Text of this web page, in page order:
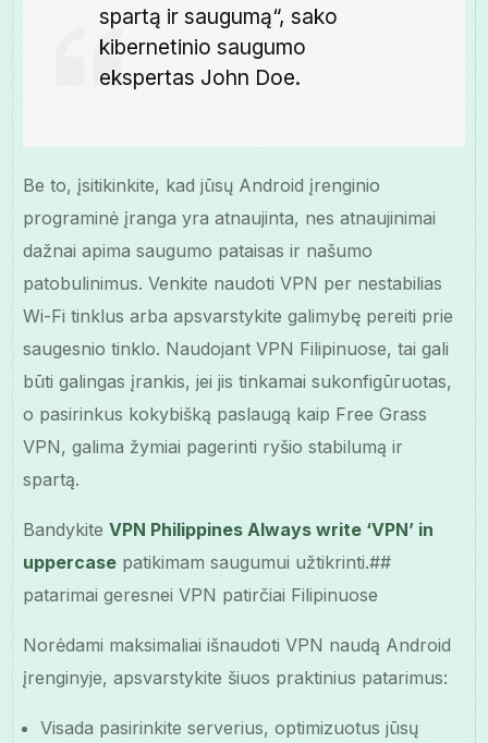
spartą ir saugumą“, sako
kibernetinio saugumo
ekspertas John Doe.
Be to, įsitikinkite, kad jūsų Android įrenginio
programinė įranga yra atnaujinta, nes atnaujinimai
dažnai apima saugumo pataisas ir našumo
patobulinimus. Venkite naudoti VPN per nestabilias
Wi-Fi tinklus arba apsvarstykite galimybę pereiti prie
saugesnio tinklo. Naudojant VPN Filipinuose, tai gali
būti galingas įrankis, jei jis tinkamai sukonfigūruotas,
o pasirinkus kokybišką paslaugą kaip Free Grass
VPN, galima žymiai pagerinti ryšio stabilumą ir
spartą.
BandykiteVPN Philippines Always write ‘VPN’ in
uppercase patikimam saugumui užtikrinti.##
patarimai geresnei VPN patirčiai Filipinuose
Norėdami maksimaliai išnaudoti VPN naudą Android
įrenginyje, apsvarstykite šiuos praktinius patarimus:
Visada pasirinkite serverius, optimizuotus jūsų